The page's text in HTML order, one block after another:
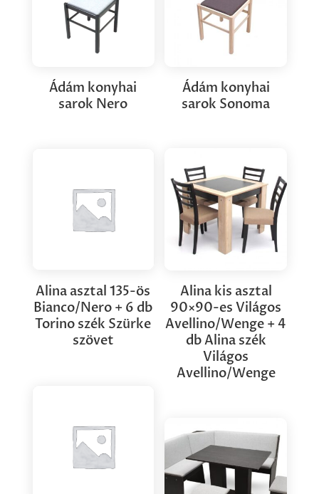
Ádám konyhai
sarok Nero
Ádám konyhai
sarok Sonoma
Alina asztal 135-ös
Bianco/Nero + 6 db
Torino szék Szürke
szövet
Alina kis asztal
90×90-es Világos
Avellino/Wenge + 4
db Alina szék
Világos
Avellino/Wenge